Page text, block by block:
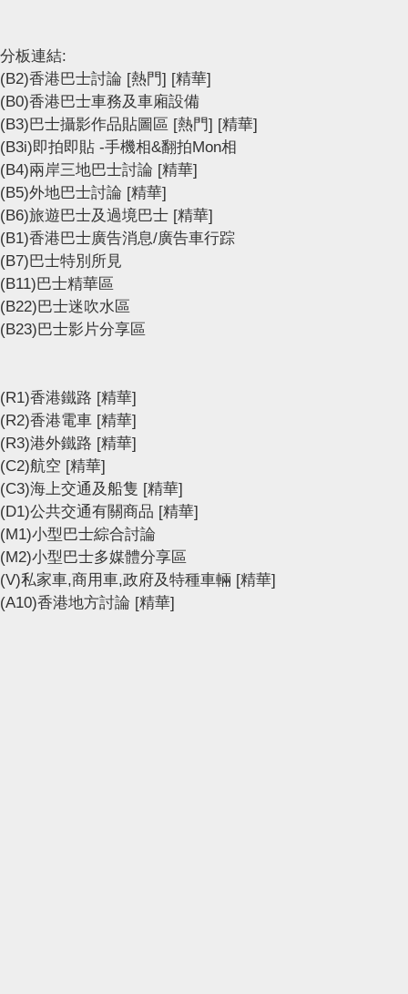
分板連結:
(B2)香港巴士討論 [熱門] [精華]
(B0)香港巴士車務及車廂設備
(B3)巴士攝影作品貼圖區 [熱門] [精華]
(B3i)即拍即貼 -手機相&翻拍Mon相
(B4)兩岸三地巴士討論 [精華]
(B5)外地巴士討論 [精華]
(B6)旅遊巴士及過境巴士 [精華]
(B1)香港巴士廣告消息/廣告車行踪
(B7)巴士特別所見
(B11)巴士精華區
(B22)巴士迷吹水區
(B23)巴士影片分享區
(R1)香港鐵路 [精華]
(R2)香港電車 [精華]
(R3)港外鐵路 [精華]
(C2)航空 [精華]
(C3)海上交通及船隻 [精華]
(D1)公共交通有關商品 [精華]
(M1)小型巴士綜合討論
(M2)小型巴士多媒體分享區
(V)私家車,商用車,政府及特種車輛 [精華]
(A10)香港地方討論 [精華]